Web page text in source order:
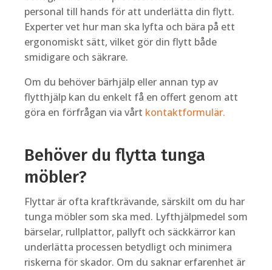
personal till hands för att underlätta din flytt.
Experter vet hur man ska lyfta och bära på ett
ergonomiskt sätt, vilket gör din flytt både
smidigare och säkrare.
Om du behöver bärhjälp eller annan typ av
flytthjälp kan du enkelt få en offert genom att
göra en förfrågan via vårt kontaktformulär.
Behöver du flytta tunga
möbler?
Flyttar är ofta kraftkrävande, särskilt om du har
tunga möbler som ska med. Lyfthjälpmedel som
bärselar, rullplattor, pallyft och säckkärror kan
underlätta processen betydligt och minimera
riskerna för skador. Om du saknar erfarenhet är